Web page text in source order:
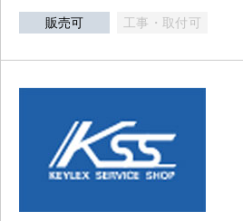
販売可 工事・取付可